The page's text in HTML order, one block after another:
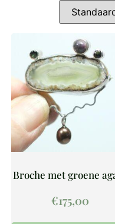
Broche met groene
€175,00